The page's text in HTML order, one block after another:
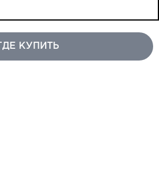
Проекты
ГДЕ КУПИТЬ